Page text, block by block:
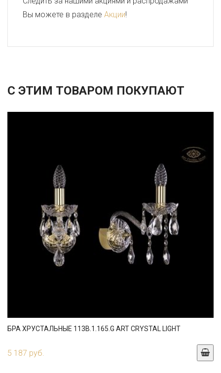
Вы можете в разделе Акции!
С ЭТИМ ТОВАРОМ ПОКУПАЮТ
БРА ХРУСТАЛЬНЫЕ 113B.1.165.G ART CRYSTAL LIGHT
5 187 руб.